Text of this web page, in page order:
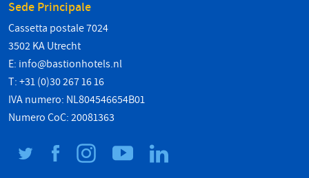
Sede Principale
Cassetta postale 7024
3502 KA Utrecht
E: info@bastionhotels.nl
T: +31 (0)30 267 16 16
IVA numero: NL804546654B01
Numero CoC: 20081363